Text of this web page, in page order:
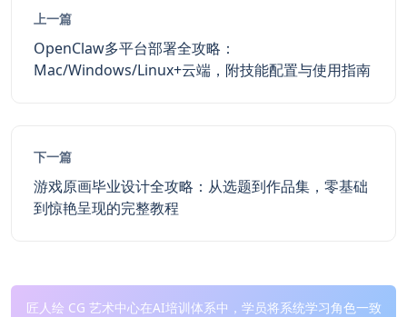
上一篇
OpenClaw多平台部署全攻略：
Mac/Windows/Linux+云端，附技能配置与使用指南
下一篇
游戏原画毕业设计全攻略：从选题到作品集，零基础
到惊艳呈现的完整教程
匠人绘 CG 艺术中心在AI培训体系中，学员将系统学习角色一致